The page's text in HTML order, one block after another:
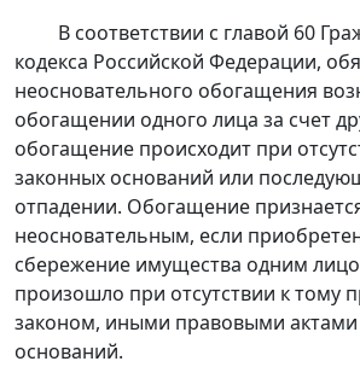
В соответствии с главой 60
кодекса Российской Федерации,
неосновательного обогащения
обогащении одного лица за счет
обогащение происходит при
законных оснований или
отпадении. Обогащение
неосновательным, если
сбережение имущества одним
произошло при отсутствии к тому
законом, иными правовыми актами
оснований.